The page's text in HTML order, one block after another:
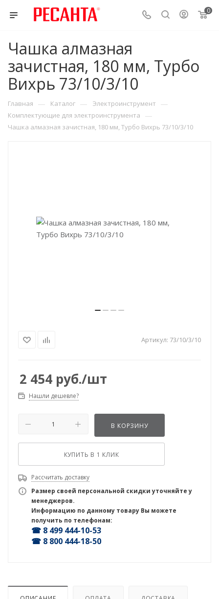
0
Чашка алмазная
зачистная, 180 мм, Турбо
Вихрь 73/10/3/10
Главная — Каталог — Электроинструмент —
Комплектующие для электроинструмента —
Чашка алмазная зачистная, 180 мм, Турбо Вихрь 73/10/3/10
Артикул: 73/10/3/10
2 454 руб./шт
Нашли дешевле?
В КОРЗИНУ
КУПИТЬ В 1 КЛИК
Рассчитать доставку
Размер своей персональной скидки уточняйте у
менеджеров.
Информацию по данному товару Вы можете
получить по телефонам:
☎ 8 499 444-10-53
☎ 8 800 444-18-50